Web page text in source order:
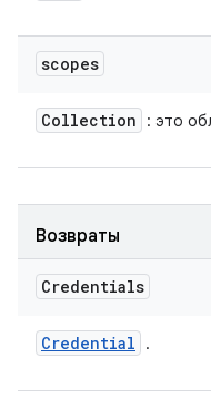
scopes
Collection : это
Возвраты
Credentials
Credential .